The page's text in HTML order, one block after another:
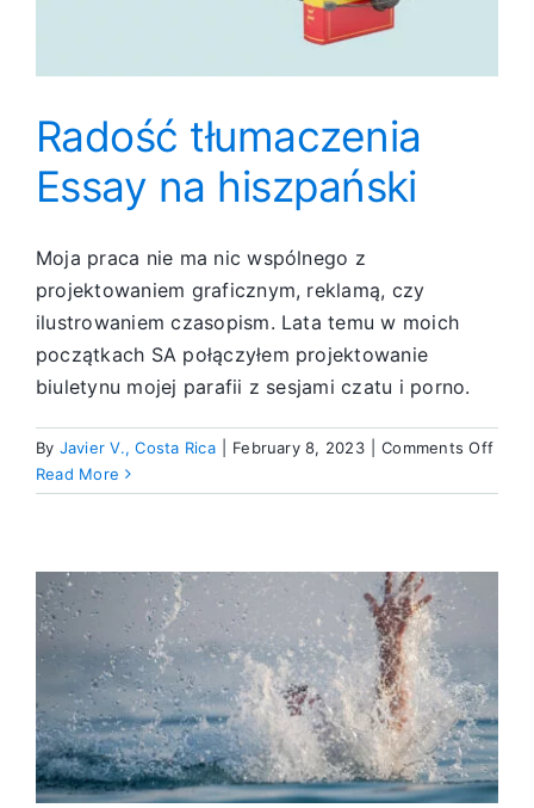
Radość tłumaczenia
Essay na hiszpański
Moja praca nie ma nic wspólnego z
projektowaniem graficznym, reklamą, czy
ilustrowaniem czasopism. Lata temu w moich
początkach SA połączyłem projektowanie
biuletynu mojej parafii z sesjami czatu i porno.
By Javier V., Costa Rica February 8, 2023 Comments Offon
Read More